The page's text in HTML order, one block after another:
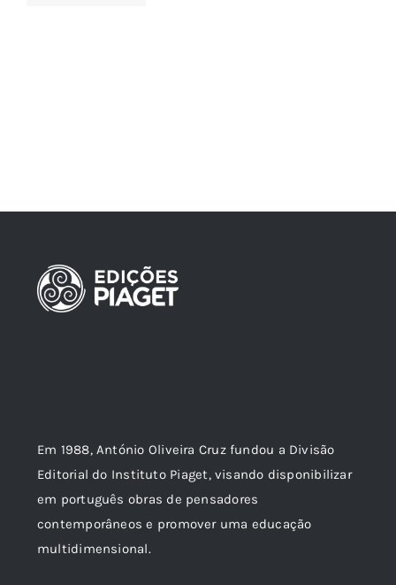
Em 1988, António Oliveira Cruz fundou a Divisão
Editorial do Instituto Piaget, visando disponibilizar
em português obras de pensadores
contemporâneos e promover uma educação
multidimensional.